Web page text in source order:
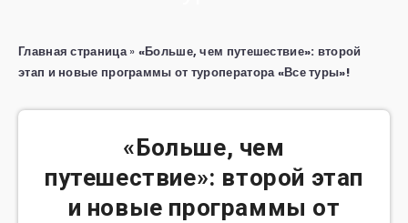
Главная страница» «Больше, чем путешествие»: второй
этап и новые программы от туроператора «Все туры»!
«Больше, чем
путешествие»: второй этап
и новые программы от